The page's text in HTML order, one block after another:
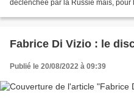
déclenchée par la Russie mais, pour
Fabrice Di Vizio : le
Publié le 20/08/2022 à 09:39